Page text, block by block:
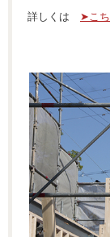
詳しくは ➤こ